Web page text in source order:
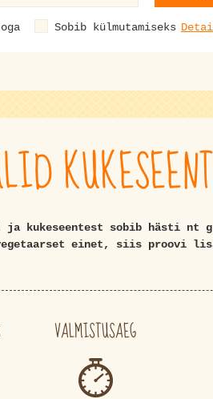
Sobib külmutamiseks
ja kukeseentest sobib hästi
einet, siis proovi
VALMISTUSAEG